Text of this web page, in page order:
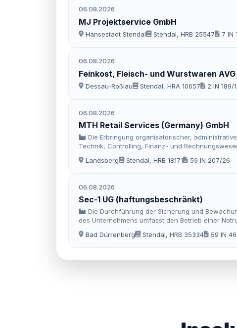
06.08.2026
MJ Projektservice GmbH
Hansestadt Stendal Stendal, HRB 25547 7 IN
06.08.2026
Feinkost, Fleisch- und Wurstwaren
Dessau-Roßlau Stendal, HRA 10657 2 IN 189/
06.08.2026
MTH Retail Services (Germany) GmbH
Die Erbringung organisatorischer,
Technik, Controlling, Finanz- und
Landsberg
Stendal, HRB 18171 59 IN 207/26
06.08.2026
Sec-1 UG (haftungsbeschränkt)
Die Durchführung der Sicherung und
des Unternehmens umfasst den Betrieb einer
Bad Dürrenberg
Stendal, HRB 35334 59 IN